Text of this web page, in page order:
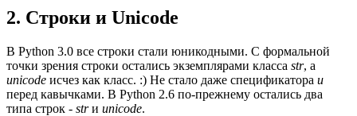
2. Строки и Unicode
В Python 3.0 все строки стали юникодными. С формальной
точки зрения строки остались экземплярами класса str, а
unicode исчез как класс. :) Не стало даже спецификатора u
перед кавычками. В Python 2.6 по-прежнему остались два
типа строк - strи unicode.